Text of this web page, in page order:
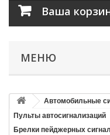
Ваша
МЕНЮ
Автомобильные
Пульты автосигнализаций
Брелки пейджерных